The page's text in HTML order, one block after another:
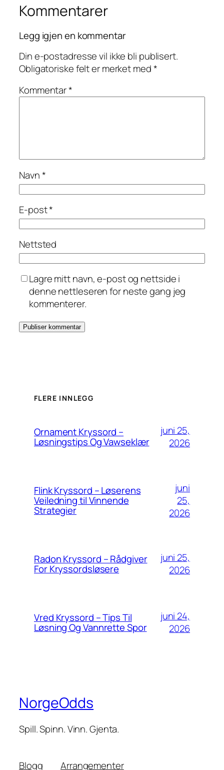
Kommentarer
Legg igjen en kommentar
Din e-postadresse vil ikke bli publisert.
Obligatoriske felt er merket med*
Kommentar*
Navn*
E-post*
Nettsted
Lagre mitt navn, e-post og nettside i
denne nettleseren for neste gang jeg
kommenterer.
FLERE INNLEGG
Ornament Kryssord –
Løsningstips Og Vawseklær
juni 25,
2026
Flink Kryssord – Løserens
Veiledning til Vinnende
Strategier
juni
25,
2026
Radon Kryssord – Rådgiver
For Kryssordsløsere
juni 25,
2026
Vred Kryssord – Tips Til
Løsning Og Vannrette Spor
juni 24,
2026
NorgeOdds
Spill. Spinn. Vinn. Gjenta.
Blogg Arrangementer